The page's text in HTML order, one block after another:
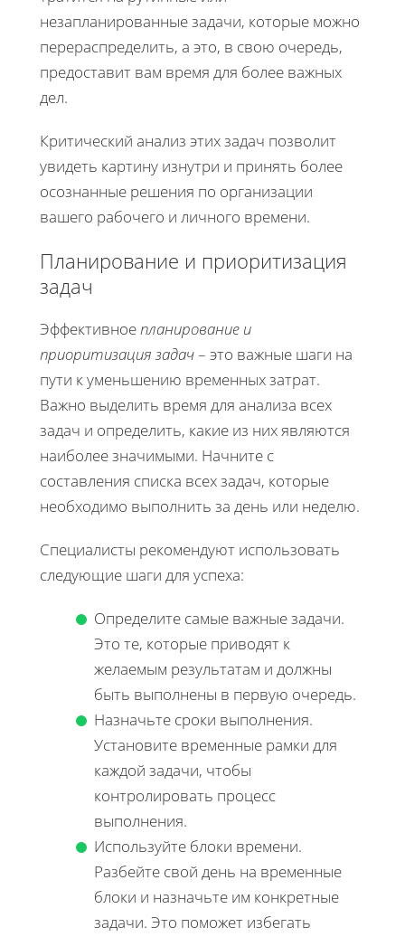
незапланированные задачи, которые можно
перераспределить, а это, в свою очередь,
предоставит вам время для более важных
дел.
Критический анализ этих задач позволит
увидеть картину изнутри и принять более
осознанные решения по организации
вашего рабочего и личного времени.
Планирование и приоритизация
задач
Эффективноепланирование и
приоритизация задач– это важные шаги на
пути к уменьшению временных затрат.
Важно выделить время для анализа всех
задач и определить, какие из них являются
наиболее значимыми. Начните с
составления списка всех задач, которые
необходимо выполнить за день или неделю.
Специалисты рекомендуют использовать
следующие шаги для успеха:
Определите самые важные задачи.
Это те, которые приводят к
желаемым результатам и должны
быть выполнены в первую очередь.
Назначьте сроки выполнения.
Установите временные рамки для
каждой задачи, чтобы
контролировать процесс
выполнения.
Используйте блоки времени.
Разбейте свой день на временные
блоки и назначьте им конкретные
задачи. Это поможет избегать